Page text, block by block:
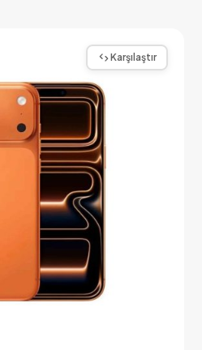
Karşılaştır